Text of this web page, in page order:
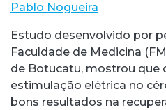
Pablo Nogueira
Estudo desenvolvido por
Faculdade de Medicina
de Botucatu, mostrou que
estimulação elétrica no
bons resultados na